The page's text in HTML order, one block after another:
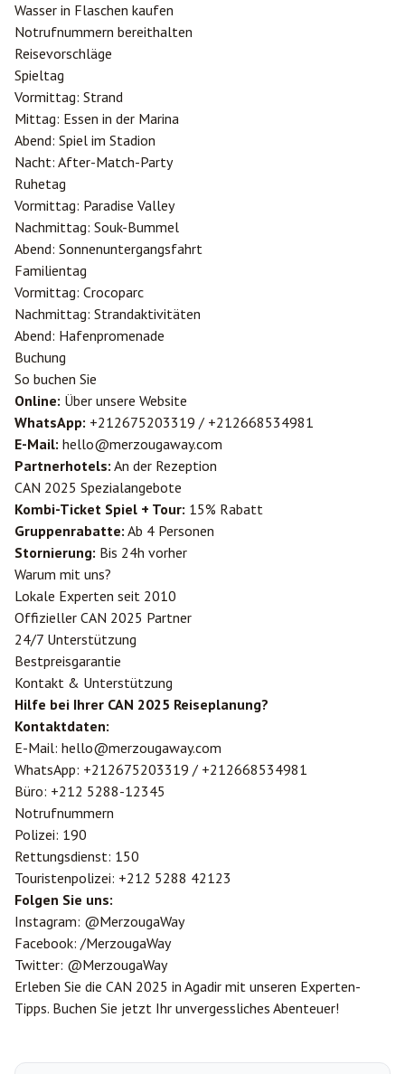
Wasser in Flaschen kaufen
Notrufnummern bereithalten
Reisevorschläge
Spieltag
Vormittag: Strand
Mittag: Essen in der Marina
Abend: Spiel im Stadion
Nacht: After-Match-Party
Ruhetag
Vormittag: Paradise Valley
Nachmittag: Souk-Bummel
Abend: Sonnenuntergangsfahrt
Familientag
Vormittag: Crocoparc
Nachmittag: Strandaktivitäten
Abend: Hafenpromenade
Buchung
So buchen Sie
Online: Über unsere Website
WhatsApp: +212675203319 / +212668534981
E-Mail: hello@merzougaway.com
Partnerhotels: An der Rezeption
CAN 2025 Spezialangebote
Kombi-Ticket Spiel + Tour: 15% Rabatt
Gruppenrabatte: Ab 4 Personen
Stornierung: Bis 24h vorher
Warum mit uns?
Lokale Experten seit 2010
Offizieller CAN 2025 Partner
24/7 Unterstützung
Bestpreisgarantie
Kontakt & Unterstützung
Hilfe bei Ihrer CAN 2025 Reiseplanung?
Kontaktdaten:
E-Mail: hello@merzougaway.com
WhatsApp: +212675203319 / +212668534981
Büro: +212 5288-12345
Notrufnummern
Polizei: 190
Rettungsdienst: 150
Touristenpolizei: +212 5288 42123
Folgen Sie uns:
Instagram: @MerzougaWay
Facebook: /MerzougaWay
Twitter: @MerzougaWay
Erleben Sie die CAN 2025 in Agadir mit unseren Experten-
Tipps. Buchen Sie jetzt Ihr unvergessliches Abenteuer!